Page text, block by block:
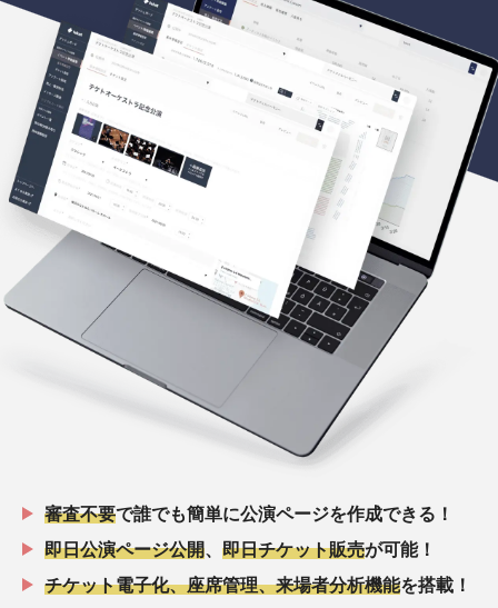
審査不要で誰でも簡単に公演ページを作成できる！
即日公演ページ公開
即日チケット販売が可能！
チケット電子化、座席管理、来場者分析機能を搭載！